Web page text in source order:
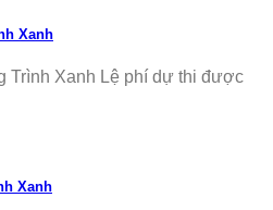
Xanh
Trình Xanh Lệ phí dự thi được
Xanh